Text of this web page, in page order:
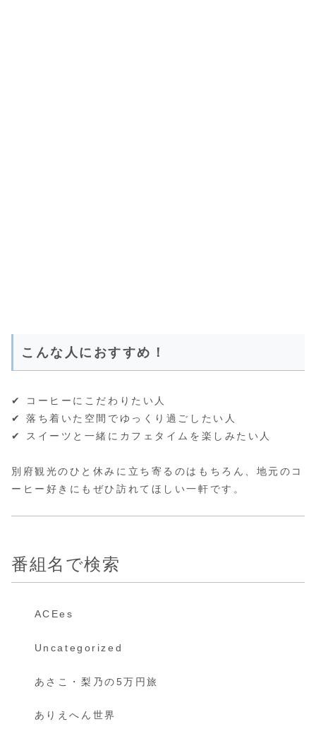
こんな人におすすめ！
✔ コーヒーにこだわりたい人
✔ 落ち着いた空間でゆっくり過ごしたい人
✔ スイーツと一緒にカフェタイムを楽しみたい人
別府観光のひと休みに立ち寄るのはもちろん、地元のコ
ーヒー好きにもぜひ訪れてほしい一軒です。
番組名で検索
ACEes
Uncategorized
あさこ・梨乃の5万円旅
ありえへん世界